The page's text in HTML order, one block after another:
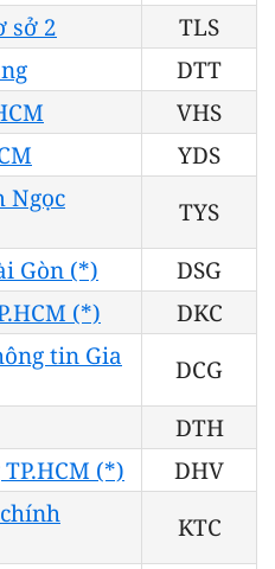
sở 2
TLS
DTT
VHS
YDS
Ngọc
TYS
Gòn (*)
DSG
(*)
DKC
tin Gia
DCG
DTH
(*)
DHV
KTC